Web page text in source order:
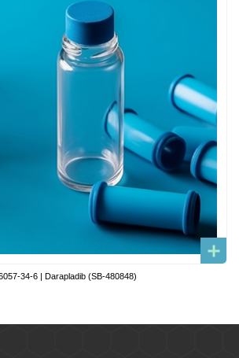
34-6 | Darapladib (SB-480848)